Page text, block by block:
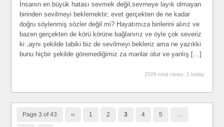
İnsanın en büyük hatası sevmek değil,sevmeye layık olmayan
birinden sevilmeyi beklemektir; evet gerçekten de ne kadar
doğru söylenmiş sözler değil mi? Hayatımıza birilerini alırız ve
bazen gerçekten de körü körüne bağlanırız ve öyle çok severiz
ki ,aynı şekilde tabiki biz de sevilmeyi bekleriz ama ne yazıkki
bunu hiçbir şekilde göremediğimiz za manlar olur ve yanlış […]
2509 total views, 1 today
Page 3 of 43 ‹‹ 1 2 3 4 5 …